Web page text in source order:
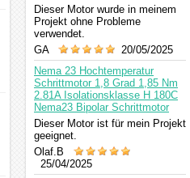
Dieser Motor wurde in meinem
Projekt ohne Probleme
verwendet.
GA
20/05/2025
Nema 23 Hochtemperatur
Schrittmotor 1,8 Grad 1,85 Nm
2.81A Isolationsklasse H 180C
Nema23 Bipolar Schrittmotor
Dieser Motor ist für mein Projekt
geeignet.
Olaf.B
25/04/2025